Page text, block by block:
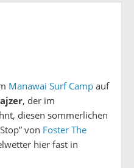
Manawai Surf Camp auf
, der im
diesen sommerlichen
von Foster The
hier fast in